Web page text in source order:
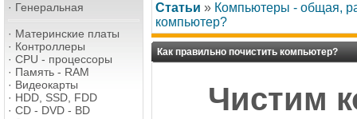
· Генеральная
· Материнские платы
· Контроллеры
· CPU - процессоры
· Память - RAM
· Видеокарты
· HDD, SSD, FDD
· CD - DVD - BD
Статьи » Компьютеры - общая,
компьютер?
Как правильно почистить компьютер?
Чистим